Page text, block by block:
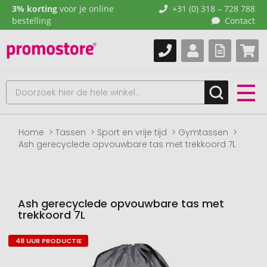
3% korting voor je online
bestelling
+31 (0) 318 – 728 788
Contact
Home Tassen Sport en vrije tijd
Gymtassen
Ash gerecyclede opvouwbare tas met trekkoord 7L
Ash gerecyclede opvouwbare tas met
trekkoord 7L
Naar
48 UUR PRODUCTIE